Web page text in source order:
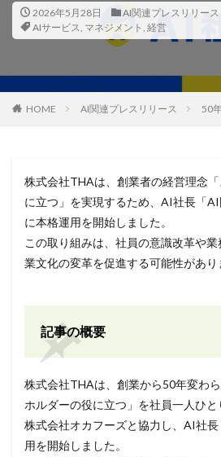
2026年5月28日
AI関連プレスリリース
AIサービス, マネジメント , 経営
HOME AI関連プレスリリース 50
株式会社THAは、創業者の経営理念
に立つ」を実現するため、AI社長「
に本格運用を開始しました。
この取り組みは、社員の意識改革や
業文化の変革を促進する可能性があり
記事の概要
株式会社THAは、創業から50年変わ
ホルダーの役に立つ」を社員一人ひと
株式会社オカフーズと協力し、AI社
用を開始しました。